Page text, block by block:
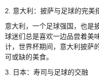
2. 意大利：披萨与足球的完美
意大利，一个足球强国，也是
球迷们总是喜欢一边品尝着美
计，世界杯期间，意大利披萨
可或缺的美食。
3. 日本：寿司与足球的交融